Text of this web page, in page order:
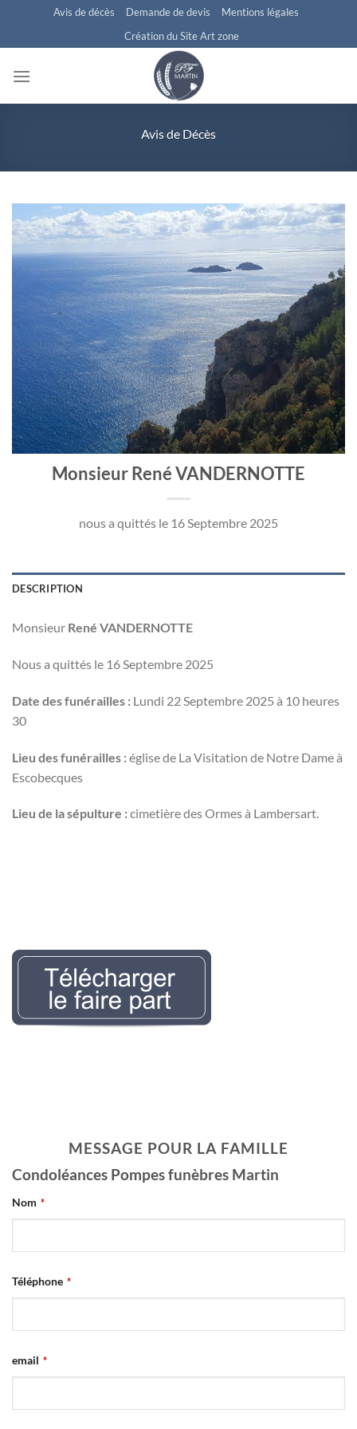
contenu
Avis de décès Demande de devis
Mentions légales
Création du Site Art zone
Avis de Décès
Monsieur René VANDERNOTTE
nous a quittés le 16 Septembre 2025
DESCRIPTION
Monsieur René VANDERNOTTE
Nous a quittés le 16 Septembre 2025
Date des funérailles : Lundi 22 Septembre 2025 à 10 heures
30
Lieu des funérailles :église de La Visitation de Notre Dame à
Escobecques
Lieu de la sépulture :cimetière des Ormes à Lambersart.
MESSAGE POUR LA FAMILLE
Condoléances Pompes funèbres Martin
Phone
Number *
Nom *
Téléphone *
email *